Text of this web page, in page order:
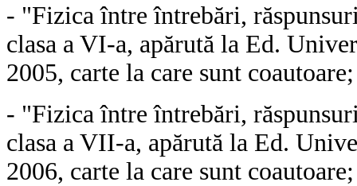
- "Fizica între întrebări,
clasa a VI-a, apărută la Ed.
2005, carte la care sunt
- "Fizica între întrebări,
clasa a VII-a, apărută la Ed.
2006, carte la care sunt